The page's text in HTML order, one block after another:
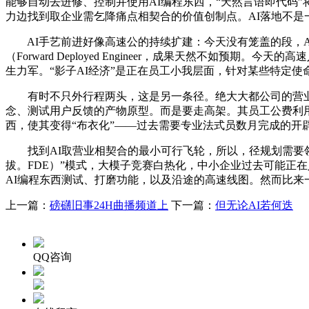
力边找到取企业需乞降痛点相契合的价值创制点。AI落地不
AI手艺前进好像高速公的持续扩建：今天没有笼盖的段，
（Forward Deployed Engineer，成果天然不如预期。今天的
生力军。“影子AI经济”是正在员工小我层面，针对某些特定
有时不只外行程两头，这是另一条径。绝大大都公司的营
念、测试用户反馈的产物原型。而是要走高架。其员工公费
西，使其变得“布衣化”——过去需要专业法式员数月完成的开
找到AI取营业相契合的最小可行飞轮，所以，径规划需要
拔。FDE）”模式，大模子竞赛白热化，中小企业过去可能正
AI编程东西测试、打磨功能，以及沿途的高速线图。然而比
上一篇： 磅礴旧事24H曲播频道上 下一篇： 但无论AI若何迭
QQ咨询